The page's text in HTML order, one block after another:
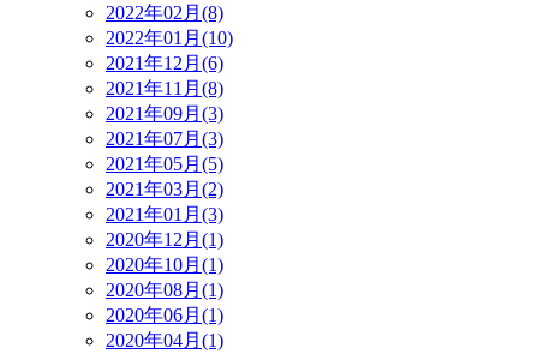
2022年02月(8)
2022年01月(10)
2021年12月(6)
2021年11月(8)
2021年09月(3)
2021年07月(3)
2021年05月(5)
2021年03月(2)
2021年01月(3)
2020年12月(1)
2020年10月(1)
2020年08月(1)
2020年06月(1)
2020年04月(1)